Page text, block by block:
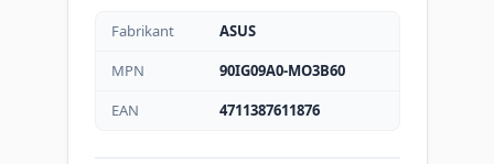
Fabrikant
ASUS
MPN
90IG09A0-MO3B60
EAN
4711387611876